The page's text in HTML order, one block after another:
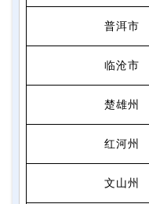
普洱市
临沧市
楚雄州
红河州
文山州